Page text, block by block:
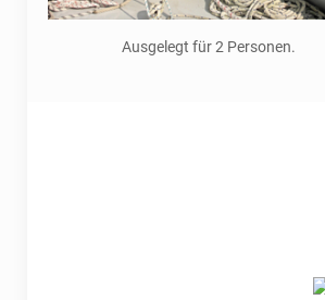
Ausgelegt für 2 Personen.